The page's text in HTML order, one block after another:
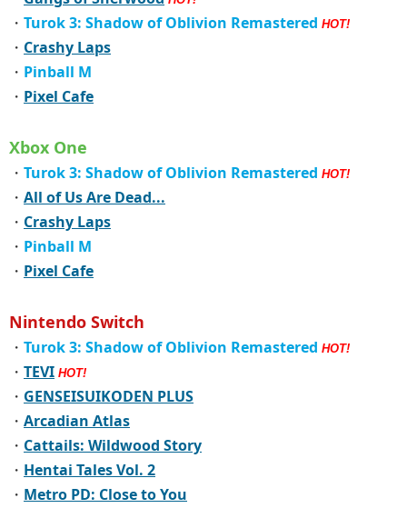
・ Turok 3: Shadow of Oblivion Remastered HOT!
・ Crashy Laps
・ Pinball M
・ Pixel Cafe
Xbox One
・ Turok 3: Shadow of Oblivion Remastered HOT!
・ All of Us Are Dead...
・ Crashy Laps
・ Pinball M
・ Pixel Cafe
Nintendo Switch
・ Turok 3: Shadow of Oblivion Remastered HOT!
・ TEVI HOT!
・ GENSEISUIKODEN PLUS
・ Arcadian Atlas
・ Cattails: Wildwood Story
・ Hentai Tales Vol. 2
・ Metro PD: Close to You